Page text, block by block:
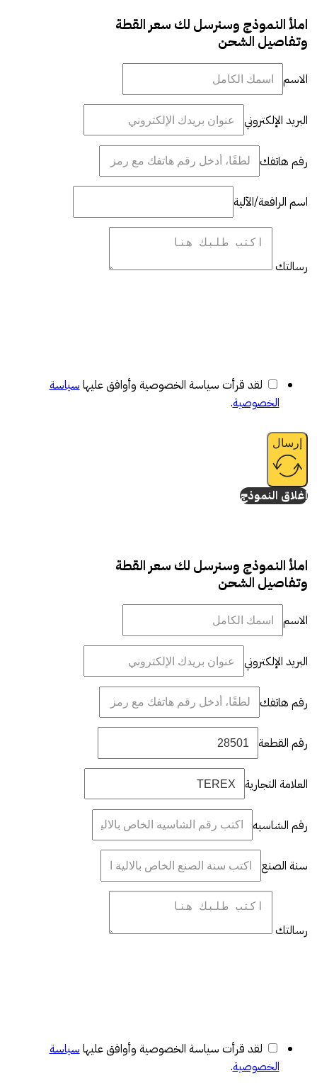
املأ النموذج وسنرسل لك سعر القطة
وتفاصيل الشحن
الاسم
البريد الإلكتروني
رقم هاتفك
اسم الرافعة/الآلية
رسالتك
لقد قرأت سياسة الخصوصية وأوافق عليها سياسة
الخصوصية.
إرسال
إغلاق النموذج
املأ النموذج وسنرسل لك سعر القطة
وتفاصيل الشحن
الاسم
البريد الإلكتروني
رقم هاتفك
رقم القطعة
العلامة التجارية
رقم الشاسيه
سنة الصنع
رسالتك
لقد قرأت سياسة الخصوصية وأوافق عليها سياسة
الخصوصية.